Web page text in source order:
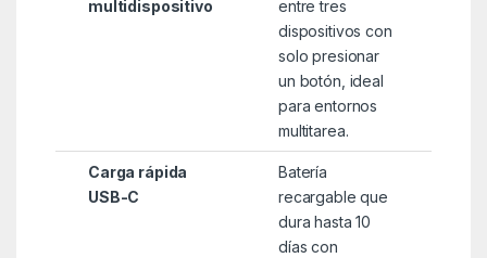
multidispositivo
entre tres
dispositivos con
solo presionar
un botón, ideal
para entornos
multitarea.
Carga rápida
USB-C
Batería
recargable que
dura hasta 10
días con